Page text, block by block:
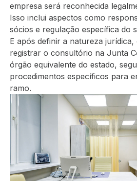
empresa será reconhecida
Isso inclui aspectos como
sócios e regulação específica do
E após definir a natureza jurídica,
registrar o consultório na Junta
órgão equivalente do estado,
procedimentos específicos para
ramo.